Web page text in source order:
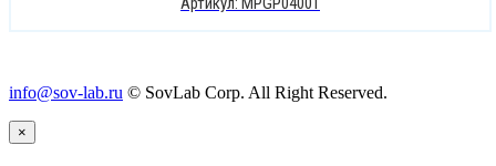
info@sov-lab.ru © SovLab Corp. All Right Reserved.
×